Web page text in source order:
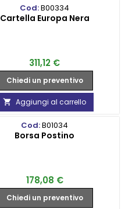
Cod:B00334
Cartella Europa Nera
Prezzo
311,12 €
Chiedi un preventivo
 Aggiungi al carrello
Cod:B01034
Borsa Postino
Prezzo
178,08 €
Chiedi un preventivo